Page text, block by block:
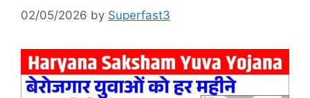
02/05/2026 by Superfast3